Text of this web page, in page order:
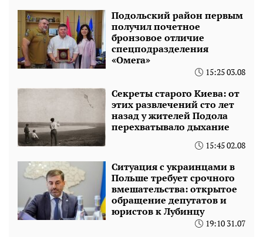
Подольский район первым
получил почетное
бронзовое отличие
спецподразделения
«Омега»
15:25 03.08
Секреты старого Киева: от
этих развлечений сто лет
назад у жителей Подола
перехватывало дыхание
15:45 02.08
Ситуация с украинцами в
Польше требует срочного
вмешательства: открытое
обращение депутатов и
юристов к Лубинцу
19:10 31.07